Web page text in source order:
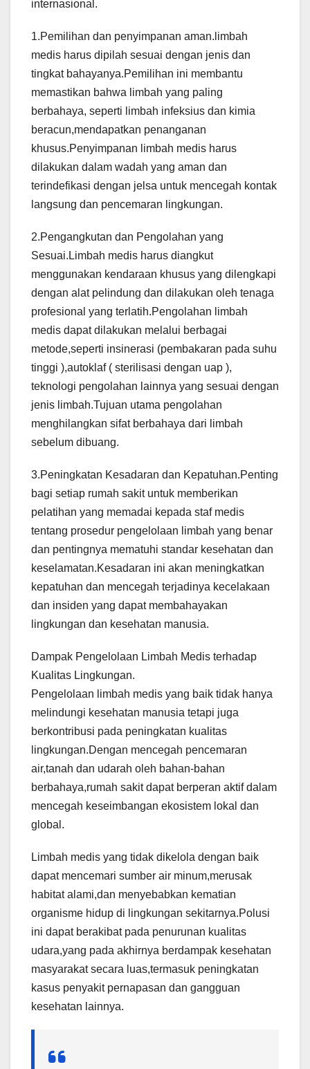
internasional.
1.Pemilihan dan penyimpanan aman.limbah
medis harus dipilah sesuai dengan jenis dan
tingkat bahayanya.Pemilihan ini membantu
memastikan bahwa limbah yang paling
berbahaya, seperti limbah infeksius dan kimia
beracun,mendapatkan penanganan
khusus.Penyimpanan limbah medis harus
dilakukan dalam wadah yang aman dan
terindefikasi dengan jelsa untuk mencegah kontak
langsung dan pencemaran lingkungan.
2.Pengangkutan dan Pengolahan yang
Sesuai.Limbah medis harus diangkut
menggunakan kendaraan khusus yang dilengkapi
dengan alat pelindung dan dilakukan oleh tenaga
profesional yang terlatih.Pengolahan limbah
medis dapat dilakukan melalui berbagai
metode,seperti insinerasi (pembakaran pada suhu
tinggi ),autoklaf ( sterilisasi dengan uap ),
teknologi pengolahan lainnya yang sesuai dengan
jenis limbah.Tujuan utama pengolahan
menghilangkan sifat berbahaya dari limbah
sebelum dibuang.
3.Peningkatan Kesadaran dan Kepatuhan.Penting
bagi setiap rumah sakit untuk memberikan
pelatihan yang memadai kepada staf medis
tentang prosedur pengelolaan limbah yang benar
dan pentingnya mematuhi standar kesehatan dan
keselamatan.Kesadaran ini akan meningkatkan
kepatuhan dan mencegah terjadinya kecelakaan
dan insiden yang dapat membahayakan
lingkungan dan kesehatan manusia.
Dampak Pengelolaan Limbah Medis terhadap
Kualitas Lingkungan.
Pengelolaan limbah medis yang baik tidak hanya
melindungi kesehatan manusia tetapi juga
berkontribusi pada peningkatan kualitas
lingkungan.Dengan mencegah pencemaran
air,tanah dan udarah oleh bahan-bahan
berbahaya,rumah sakit dapat berperan aktif dalam
mencegah keseimbangan ekosistem lokal dan
global.
Limbah medis yang tidak dikelola dengan baik
dapat mencemari sumber air minum,merusak
habitat alami,dan menyebabkan kematian
organisme hidup di lingkungan sekitarnya.Polusi
ini dapat berakibat pada penurunan kualitas
udara,yang pada akhirnya berdampak kesehatan
masyarakat secara luas,termasuk peningkatan
kasus penyakit pernapasan dan gangguan
kesehatan lainnya.